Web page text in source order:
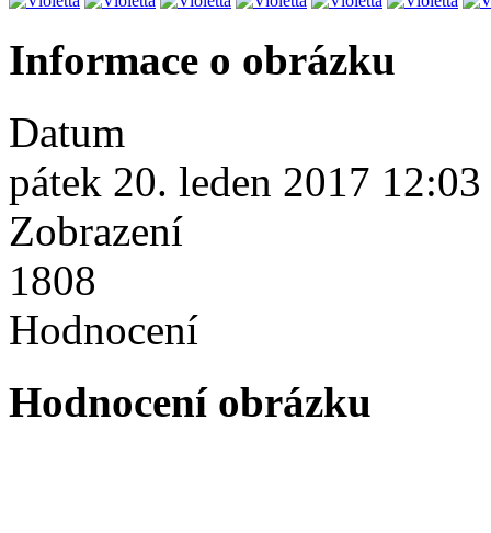
Informace o obrázku
Datum
pátek 20. leden 2017 12:03
Zobrazení
1808
Hodnocení
Hodnocení obrázku